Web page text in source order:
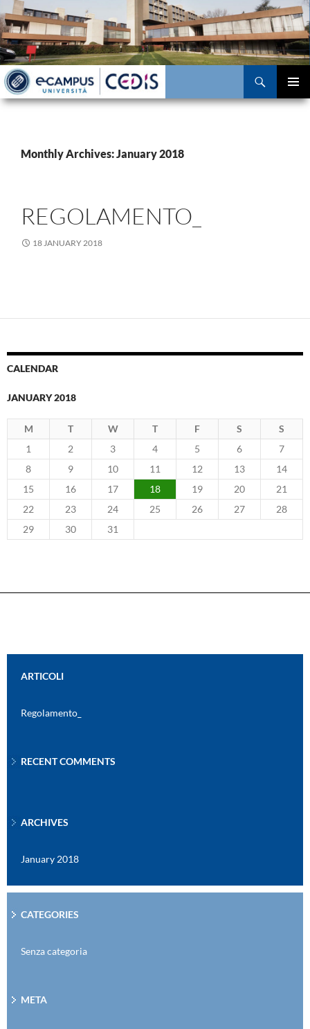
Skip
to
content
Search
Monthly Archives: January 2018
REGOLAMENTO_
18 JANUARY 2018
CALENDAR
JANUARY 2018
M T W T F S
S
1
2 3 4 5 6
7
8
9 10 11 12 13
14
15
16 17 18 19 20
21
22
23 24 25 26 27
28
29
30 31
ARTICOLI
Regolamento_
RECENT COMMENTS
ARCHIVES
January 2018
CATEGORIES
Senza categoria
META